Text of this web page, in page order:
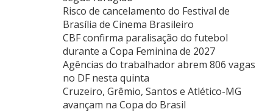
Risco de cancelamento do Festival de
Brasília de Cinema Brasileiro
CBF confirma paralisação do futebol
durante a Copa Feminina de 2027
Agências do trabalhador abrem 806 vagas
no DF nesta quinta
Cruzeiro, Grêmio, Santos e Atlético-MG
avançam na Copa do Brasil